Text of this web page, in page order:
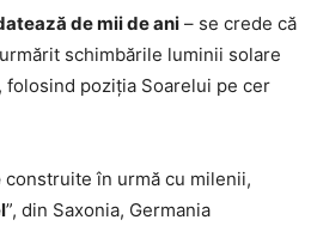
de mii de ani – se crede că
schimbările luminii solare
folosind poziția Soarelui pe cer
construite în urmă cu milenii,
”, din Saxonia, Germania